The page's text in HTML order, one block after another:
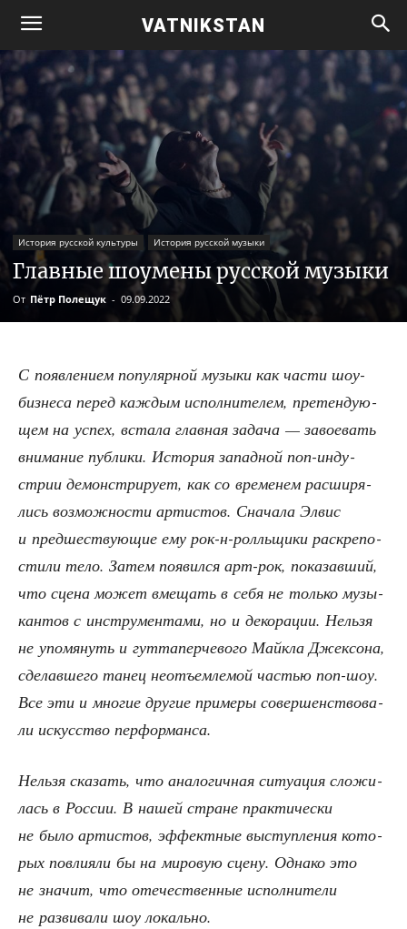
VATNIKSTAN
История русской культуры История русской музыки
Главные шоумены русской музыки
От Пётр Полещук - 09.09.2022
С появ­ле­ни­ем попу­ляр­ной музы­ки как части шоу-
биз­не­са перед каж­дым испол­ни­те­лем, пре­тен­ду­ю­
щем на успех, вста­ла глав­ная зада­ча — заво­е­вать
вни­ма­ние пуб­ли­ки. Исто­рия запад­ной поп-инду­
стрии демон­стри­ру­ет, как со вре­ме­нем рас­ши­ря­
лись воз­мож­но­сти арти­стов. Сна­ча­ла Элвис
и пред­ше­ству­ю­щие ему рок-н-ролль­щи­ки рас­кре­по­
сти­ли тело. Затем появил­ся арт-рок, пока­зав­ший,
что сце­на может вме­щать в себя не толь­ко музы­
кан­тов с инстру­мен­та­ми, но и деко­ра­ции. Нель­зя
не упо­мя­нуть и гут­та­пер­че­во­го Майк­ла Джек­со­на,
сде­лав­ше­го танец неотъ­ем­ле­мой частью поп-шоу.
Все эти и мно­гие дру­гие при­ме­ры совер­шен­ство­ва­
ли искус­ство перформанса.
Нель­зя ска­зать, что ана­ло­гич­ная ситу­а­ция сло­жи­
лась в Рос­сии. В нашей стране прак­ти­че­ски
не было арти­стов, эффект­ные выступ­ле­ния кото­
рых повли­я­ли бы на миро­вую сце­ну. Одна­ко это
не зна­чит, что оте­че­ствен­ные испол­ни­те­ли
не раз­ви­ва­ли шоу локально.